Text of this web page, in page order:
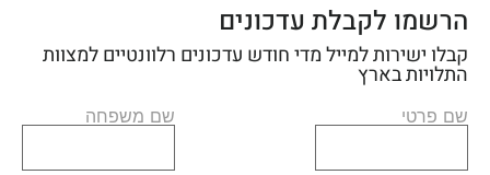
הרשמו לקבלת עדכונים
קבלו ישירות למייל מדי חודש עדכונים רלוונטיים למצוות
התלויות בארץ
שם פרטי שם משפחה